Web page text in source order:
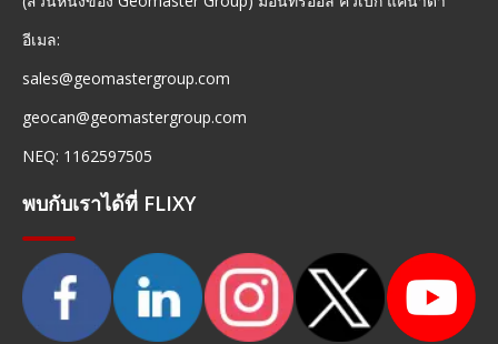
อีเมล:
sales@geomastergroup.com
geocan@geomastergroup.com
NEQ: 1162597505
พบกับเราได้ที่ FLIXY